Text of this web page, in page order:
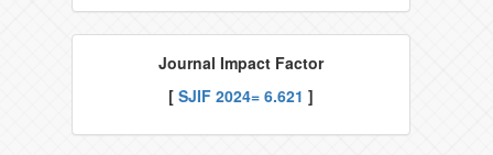
Journal Impact Factor
[ SJIF 2024= 6.621 ]